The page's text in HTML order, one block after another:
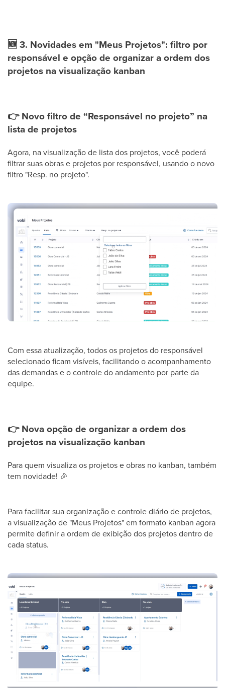
🆕3. Novidades em "Meus Projetos": filtro por
responsável e opção de organizar a ordem dos
projetos na visualização kanban
👉Novo filtro de “Responsável no projeto” na
lista de projetos
Agora, na visualização de lista dos projetos, você poderá
filtrar suas obras e projetos por responsável, usando o novo
filtro "Resp. no projeto".
Com essa atualização, todos os projetos do responsável
selecionado ficam visíveis, facilitando o acompanhamento
das demandas e o controle do andamento por parte da
equipe.
👉Nova opção de organizar a ordem dos
projetos na visualização kanban
Para quem visualiza os projetos e obras no kanban, também
tem novidade! 🎉
Para facilitar sua organização e controle diário de projetos,
a visualização de "Meus Projetos" em formato kanban agora
permite definir a ordem de exibição dos projetos dentro de
cada status.